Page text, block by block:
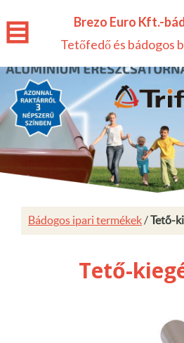
Brezo Euro Kft.-
Tetőfedő és bádogos
Bádogos ipari termékek/ Tető-
Tető-